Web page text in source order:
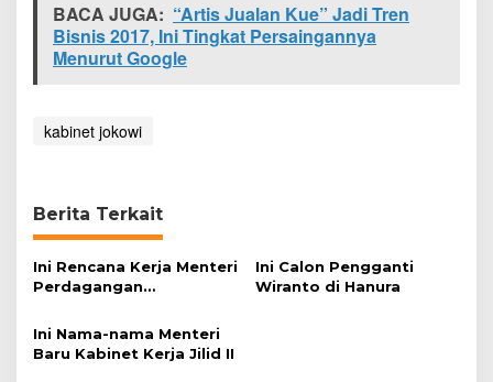
h
K
u
BACA JUGA: “Artis Jualan Kue” Jadi Tren
Bisnis 2017, Ini Tingkat Persaingannya
Menurut Google
kabinet jokowi
Berita Terkait
Ini Rencana Kerja Menteri
Perdagangan
Dilantik Presiden
Ini Calon Pengganti
Wiranto di Hanura
Ini Nama-nama Menteri
Baru Kabinet Kerja Jilid II